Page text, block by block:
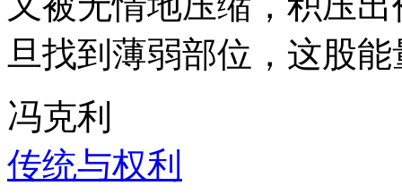
旦找到薄弱部位，这股
冯克利
传统与权利